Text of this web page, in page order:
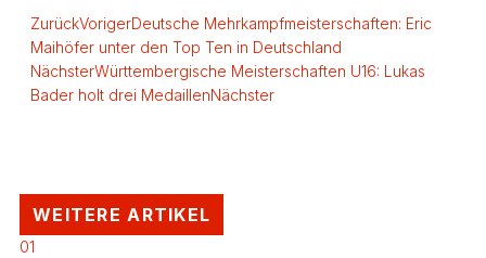
ZurückVorigerDeutsche Mehrkampfmeisterschaften: Eric
Maihöfer unter den Top Ten in Deutschland
NächsterWürttembergische Meisterschaften U16: Lukas
Bader holt drei MedaillenNächster
WEITERE ARTIKEL
01